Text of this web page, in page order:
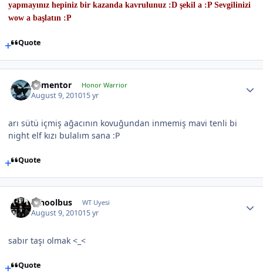
yapmayınız hepiniz bir kazanda kavrulunuz :D şekil a :P Sevgilinizi
wow a başlatın :P
Quote
dementor Honor Warrior
August 9, 201015 yr
arı sütü içmiş ağacının kovuğundan inmemiş mavi tenli bi
night elf kızı bulalım sana :P
Quote
schoolbus WT Uyesi
August 9, 201015 yr
sabır taşı olmak <_<
Quote